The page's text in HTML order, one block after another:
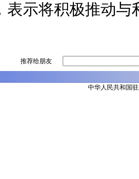
表示将积极推动与
推荐给朋友
中华人民共和国